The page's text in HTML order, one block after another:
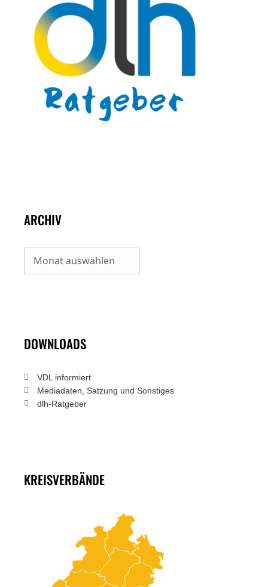
ARCHIV
Archiv
DOWNLOADS
VDL informiert
Mediadaten, Satzung und Sonstiges
dlh-Ratgeber
KREISVERBÄNDE